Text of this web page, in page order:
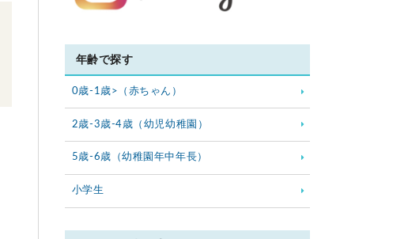
年齢で探す
0歳-1歳>（赤ちゃん）
2歳-3歳-4歳（幼児幼稚園）
5歳-6歳（幼稚園年中年長）
小学生